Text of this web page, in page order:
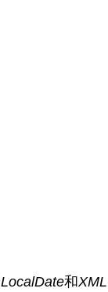
LocalDate和